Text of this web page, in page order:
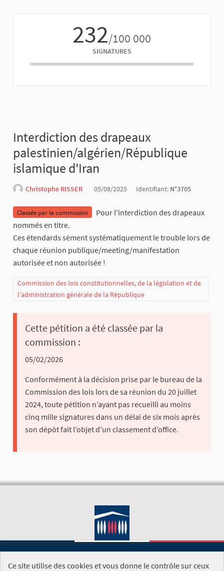
232/100 000
SIGNATURES
Interdiction des drapeaux
palestinien/algérien/République
islamique d'Iran
Christophe RISSER 05/08/2025 Identifiant: N°3705
Classée par la commission
Pour l'interdiction des drapeaux
nommés en titre.
Ces étendards sèment systématiquement le trouble lors de
chaque réunion publique/meeting/manifestation
autorisée et non autorisée !
Commission des lois constitutionnelles, de la législation et de
l’administration générale de la République
Cette pétition a été classée par la
commission :
05/02/2026
Conformément à la décision prise par le bureau de la
Commission des lois lors de sa réunion du 20 juillet
2024, toute pétition n’ayant pas recueilli au moins
cinq mille signatures dans un délai de six mois après
son dépôt fait l’objet d’un classement d’office.
SITE DE L'ASSEMBLÉE NATIONALE
Ce site utilise des cookies et vous donne le contrôle sur ceux